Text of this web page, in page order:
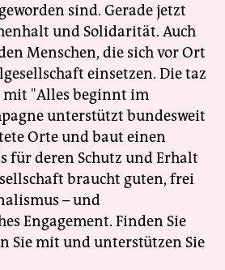
sind. Gerade jetzt
und Solidarität. Auch
Menschen, die sich vor Ort
einsetzen. Die taz
mit "Alles beginnt im
unterstützt bundesweit
Orte und baut einen
für deren Schutz und Erhalt
braucht guten, frei
– und
Engagement. Finden Sie
Sie mit und unterstützen Sie